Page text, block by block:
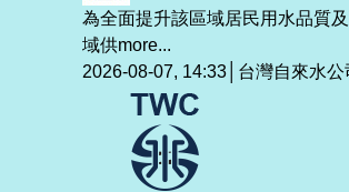
為全面提升該區域居民用水品質
域供more...
2026-08-07, 14:33│台灣自來水公